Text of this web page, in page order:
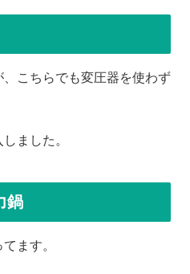
こちらでも変圧器を使わず
ました。
鍋
ます。